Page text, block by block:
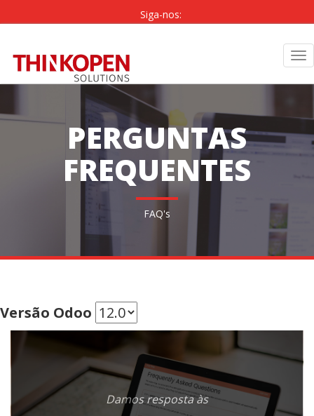
Siga-nos:
PERGUNTAS
FREQUENTES
FAQ's
Versão Odoo
Damos resposta às